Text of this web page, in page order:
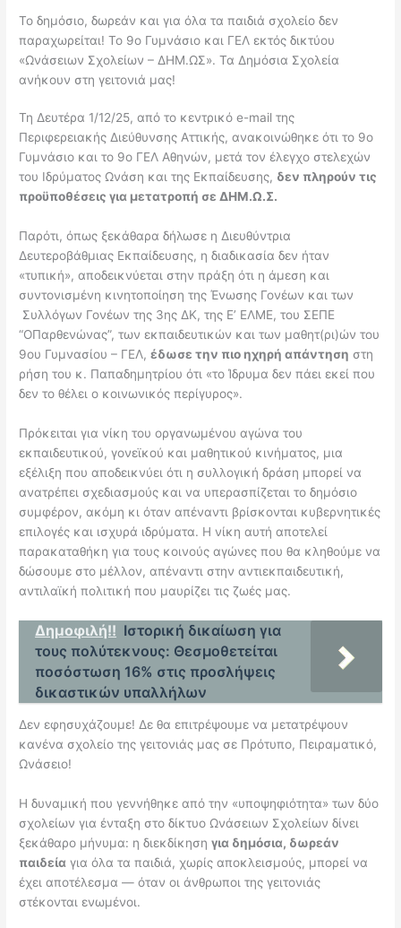
Το δημόσιο, δωρεάν και για όλα τα παιδιά σχολείο δεν
παραχωρείται! Το 9ο Γυμνάσιο και ΓΕΛ εκτός δικτύου
«Ωνάσειων Σχολείων – ΔΗΜ.ΩΣ». Τα Δημόσια Σχολεία
ανήκουν στη γειτονιά μας!
Τη Δευτέρα 1/12/25, από το κεντρικό e-mail της
Περιφερειακής Διεύθυνσης Αττικής, ανακοινώθηκε ότι το 9ο
Γυμνάσιο και το 9ο ΓΕΛ Αθηνών, μετά τον έλεγχο στελεχών
του Ιδρύματος Ωνάση και της Εκπαίδευσης, δεν πληρούν τις
προϋποθέσεις για μετατροπή σε ΔΗΜ.Ω.Σ.
Παρότι, όπως ξεκάθαρα δήλωσε η Διευθύντρια
Δευτεροβάθμιας Εκπαίδευσης, η διαδικασία δεν ήταν
«τυπική», αποδεικνύεται στην πράξη ότι η άμεση και
συντονισμένη κινητοποίηση της Ένωσης Γονέων και των
Συλλόγων Γονέων της 3ης ΔΚ, της Ε’ ΕΛΜΕ, του ΣΕΠΕ
“ΟΠαρθενώνας”, των εκπαιδευτικών και των μαθητ(ρι)ών του
9ου Γυμνασίου – ΓΕΛ,έδωσε την πιο ηχηρή απάντηση στη
ρήση του κ. Παπαδημητρίου ότι «το Ίδρυμα δεν πάει εκεί που
δεν το θέλει ο κοινωνικός περίγυρος».
Πρόκειται για νίκη του οργανωμένου αγώνα του
εκπαιδευτικού, γονεϊκού και μαθητικού κινήματος, μια
εξέλιξη που αποδεικνύει ότι η συλλογική δράση μπορεί να
ανατρέπει σχεδιασμούς και να υπερασπίζεται το δημόσιο
συμφέρον, ακόμη κι όταν απέναντι βρίσκονται κυβερνητικές
επιλογές και ισχυρά ιδρύματα. Η νίκη αυτή αποτελεί
παρακαταθήκη για τους κοινούς αγώνες που θα κληθούμε να
δώσουμε στο μέλλον, απέναντι στην αντιεκπαιδευτική,
αντιλαϊκή πολιτική που μαυρίζει τις ζωές μας.
Δημοφιλή!! Ιστορική δικαίωση για
τους πολύτεκνους: Θεσμοθετείται
ποσόστωση 16% στις προσλήψεις
δικαστικών υπαλλήλων
Δεν εφησυχάζουμε! Δε θα επιτρέψουμε να μετατρέψουν
κανένα σχολείο της γειτονιάς μας σε Πρότυπο, Πειραματικό,
Ωνάσειο!
Η δυναμική που γεννήθηκε από την «υποψηφιότητα» των δύο
σχολείων για ένταξη στο δίκτυο Ωνάσειων Σχολείων δίνει
ξεκάθαρο μήνυμα: η διεκδίκησηγια δημόσια, δωρεάν
παιδεία για όλα τα παιδιά, χωρίς αποκλεισμούς, μπορεί να
έχει αποτέλεσμα — όταν οι άνθρωποι της γειτονιάς
στέκονται ενωμένοι.